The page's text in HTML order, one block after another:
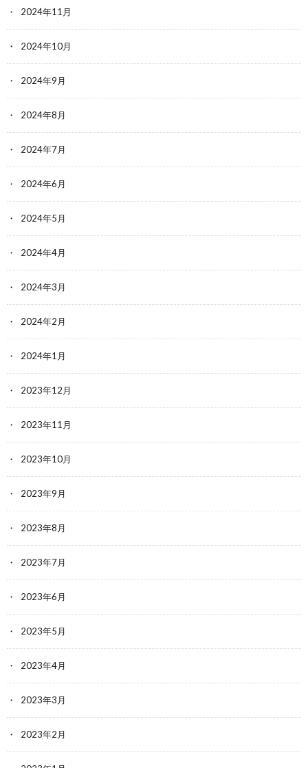
2024年11月
2024年10月
2024年9月
2024年8月
2024年7月
2024年6月
2024年5月
2024年4月
2024年3月
2024年2月
2024年1月
2023年12月
2023年11月
2023年10月
2023年9月
2023年8月
2023年7月
2023年6月
2023年5月
2023年4月
2023年3月
2023年2月